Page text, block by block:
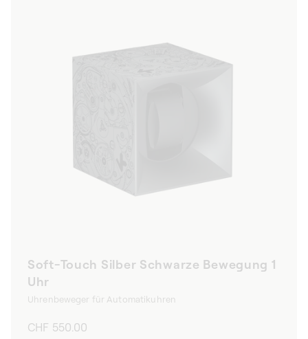
Soft-Touch Silber Schwarze Bewegung 1
Uhr
Uhrenbeweger für Automatikuhren
Normaler
CHF 550.00